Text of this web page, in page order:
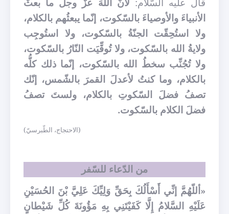
الأنبياءَ والأوصياءَ بالسّكوت، إنّما يبعثُهم بالكلام،
ولا استُحِقّت الجنّةُ بالسّكوت، ولا استُوجِب
ولايةُ الله بالسّكوت، ولا تُوقِّيَت النّارُ بالسّكوت،
ولا تُجُنِّب سخطُ الله بالسّكوت، إنّما ذلك كلُّه
بالكلام، وما كنتُ لأعدلَ القمرَ بالشّمس، إنّك
تصفُ فضلَ السّكوتِ بالكلام، ولستَ تصفُ
فضلَ الكلام بالسّكوت.
(الاحتجاج، الطّبرسيّ)
من الدّعاء للسّفر
«أللّهُمَّ إنِّي أَسْأَلُكَ بِحَقِّ وَلِيِّكَ عَلِيَّ بْنَ الحُسَيْنِ
عَلَيْهِ السَّلامُ إِلَّا كَفَيْتَنِي بِهِ مَؤُونَةَ كُلِّ شَيْطانٍ